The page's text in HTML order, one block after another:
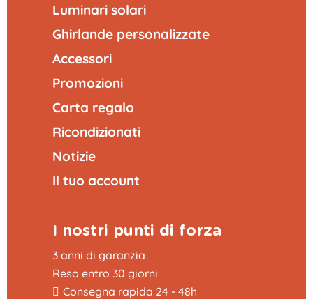
Luminari solari
Ghirlande personalizzate
Accessori
Promozioni
Carta regalo
Ricondizionati
Notizie
Il tuo account
I nostri punti di forza
3 anni di garanzia
Reso entro 30 giorni
Consegna rapida 24 - 48h